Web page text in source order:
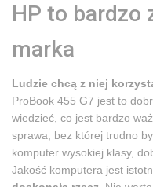
HP to bardzo
marka
Ludzie chcą z niej
ProBook 455 G7 jest to
wiedzieć, co jest bardzo
sprawa, bez której trudno
komputer wysokiej klasy,
Jakość komputera jest